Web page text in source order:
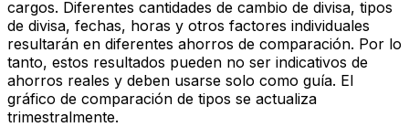
cargos. Diferentes cantidades de cambio de divisa, tipos
de divisa, fechas, horas y otros factores individuales
resultarán en diferentes ahorros de comparación. Por lo
tanto, estos resultados pueden no ser indicativos de
ahorros reales y deben usarse solo como guía. El
gráfico de comparación de tipos se actualiza
trimestralmente.